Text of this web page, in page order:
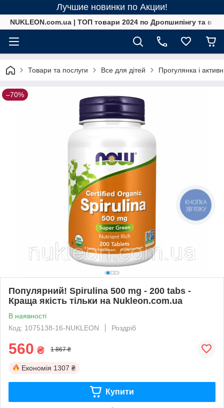
Лучшие новинки по Акции!
NUKLEON.com.ua | ТОП товари 2024 по Дропшипінгу та в
Товари та послуги Все для дітей Прогулянка і
–70%
Популярний! Spirulina 500 mg - 200 tabs -
Краща якість тільки на Nukleon.com.ua
В наявності
Код: 1075138-16-NUKLEON
Роздріб
560 ₴ 1 867 ₴
Економія 1307 ₴
Купити
КНОПКА
ЗВ'ЯЗКУ